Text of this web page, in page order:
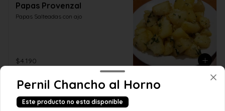
Papas Provenzal
Papas Salteadas con ajo
$4.190
Papas Salteadas
Salteadas en mantequilla
Pernil Chancho al Horno
Este producto no esta disponible